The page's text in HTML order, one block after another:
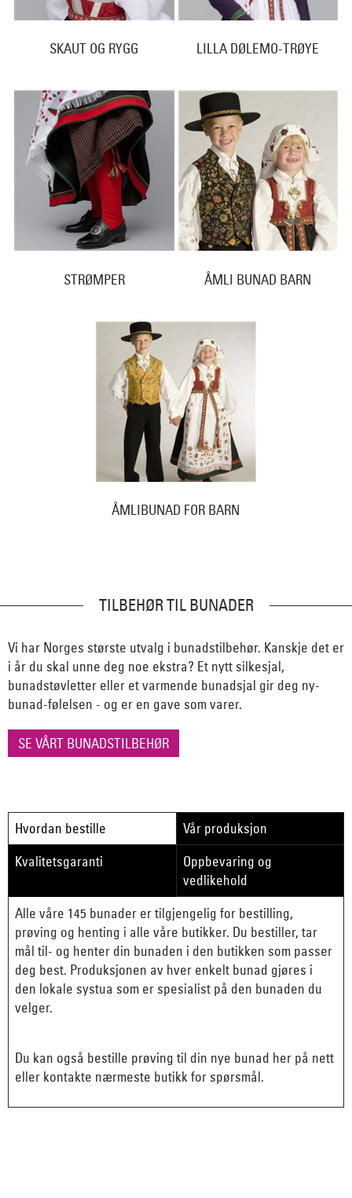
SKAUT OG RYGG LILLA DØLEMO-TRØYE
STRØMPER ÅMLI BUNAD BARN
ÅMLIBUNAD FOR BARN
TILBEHØR TIL BUNADER
Vi har Norges største utvalg i bunadstilbehør. Kanskje det er
i år du skal unne deg noe ekstra? Et nytt silkesjal,
bunadstøvletter eller et varmende bunadsjal gir deg ny-
bunad-følelsen - og er en gave som varer.
SE VÅRT BUNADSTILBEHØR
Hvordan bestille
Vår produksjon
Kvalitetsgaranti
Oppbevaring og
vedlikehold
Alle våre 145 bunader er tilgjengelig for bestilling,
prøving og henting i alle våre butikker. Du bestiller, tar
mål til- og henter din bunaden i den butikken som passer
deg best. Produksjonen av hver enkelt bunad gjøres i
den lokale systua som er spesialist på den bunaden du
velger.
Du kan også bestille prøving til din nye bunad her på nett
eller kontakte nærmeste butikk for spørsmål.